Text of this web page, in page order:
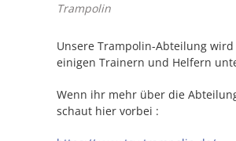
Trampolin
Unsere Trampolin-Abteilung
einigen Trainern und Helfern
Wenn ihr mehr über die
schaut hier vorbei :